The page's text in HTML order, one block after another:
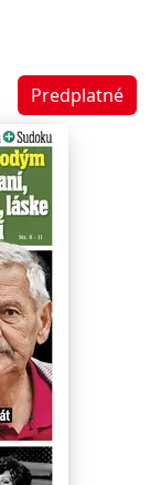
Predplatné